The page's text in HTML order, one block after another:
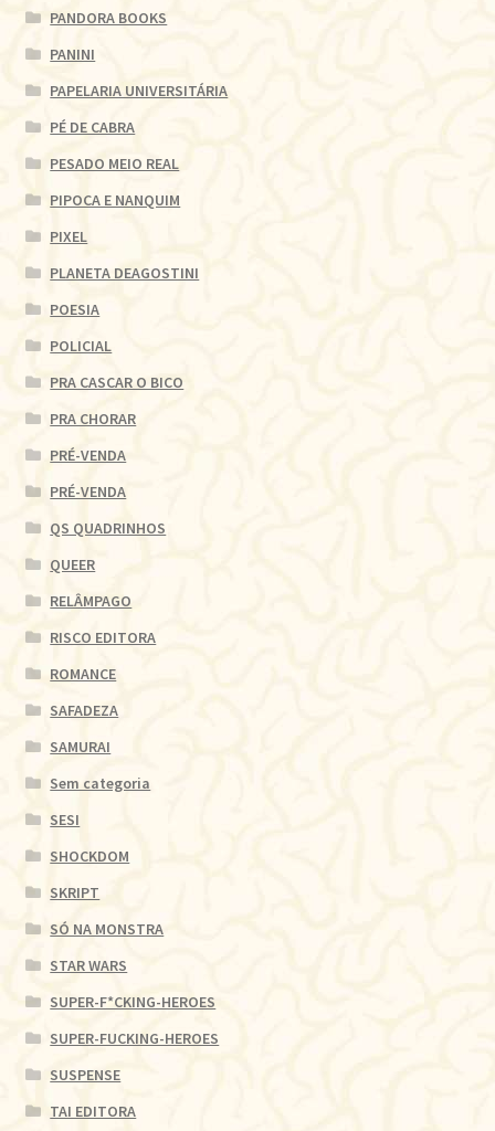
PANDORA BOOKS
PANINI
PAPELARIA UNIVERSITÁRIA
PÉ DE CABRA
PESADO MEIO REAL
PIPOCA E NANQUIM
PIXEL
PLANETA DEAGOSTINI
POESIA
POLICIAL
PRA CASCAR O BICO
PRA CHORAR
PRÉ-VENDA
PRÉ-VENDA
QS QUADRINHOS
QUEER
RELÂMPAGO
RISCO EDITORA
ROMANCE
SAFADEZA
SAMURAI
Sem categoria
SESI
SHOCKDOM
SKRIPT
SÓ NA MONSTRA
STAR WARS
SUPER-F*CKING-HEROES
SUPER-FUCKING-HEROES
SUSPENSE
TAI EDITORA